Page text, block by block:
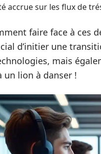
accrue sur les flux de
faire face à ces
d’initier une
mais
un lion à danser !